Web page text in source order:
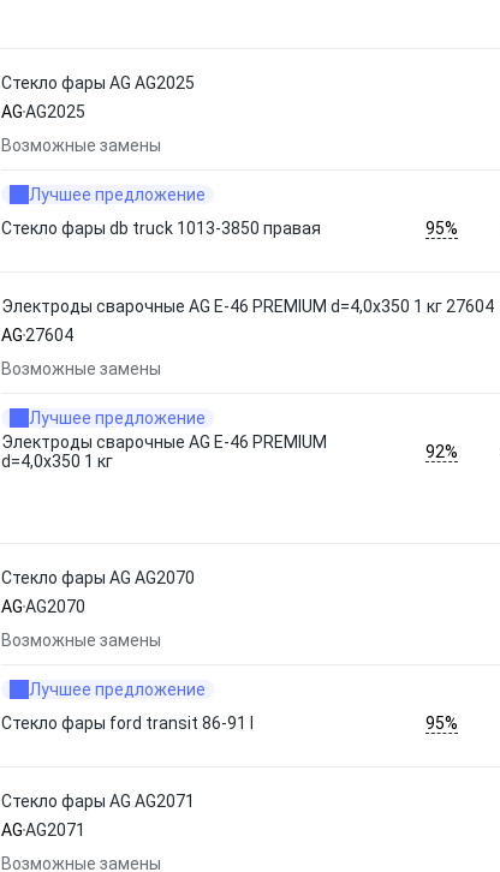
Стекло фары AG AG2025
AGAG2025
Возможные замены
Лучшее предложение
Стекло фары db truck 1013-3850 правая
95%
Электроды сварочные AG E-46 PREMIUM d=4,0x350 1 кг 27604
AG 27604
Возможные замены
Лучшее предложение
Электроды сварочные AG E-46 PREMIUM
d=4,0x350 1 кг
92%
Стекло фары AG AG2070
AGAG2070
Возможные замены
Лучшее предложение
Стекло фары ford transit 86-91 l
95%
Стекло фары AG AG2071
AGAG2071
Возможные замены